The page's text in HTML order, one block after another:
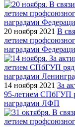
20 ноября 2021 В
летием
наградами
14 ноября 2021 За
95-летием СПбГУП
наградами ЛФП